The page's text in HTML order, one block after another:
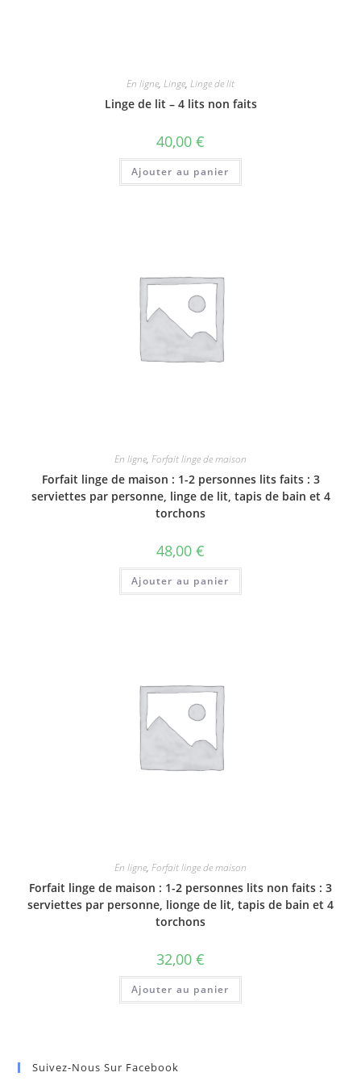
En ligne, Linge, Linge de lit
Linge de lit – 4 lits non faits
40,00 €
Ajouter au panier
En ligne, Forfait linge de maison
Forfait linge de maison : 1-2 personnes lits faits : 3
serviettes par personne, linge de lit, tapis de bain et 4
torchons
48,00 €
Ajouter au panier
En ligne, Forfait linge de maison
Forfait linge de maison : 1-2 personnes lits non faits : 3
serviettes par personne, lionge de lit, tapis de bain et 4
torchons
32,00 €
Ajouter au panier
Suivez-Nous Sur Facebook